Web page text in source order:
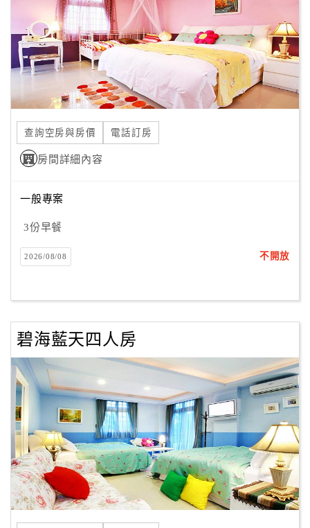
作
提
案
店
合
作
商
合
作
計
劃
商
品
宣
傳
查詢空房與房價 電話訂房
房間詳細內容
一般專案
3份早餐
2026/08/08 不開放
碧海藍天四人房